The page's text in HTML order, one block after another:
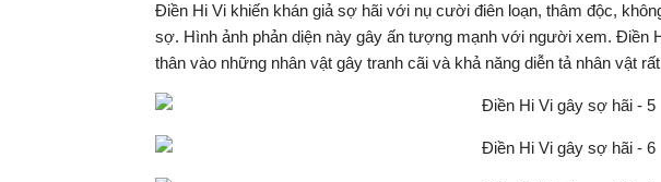
Điền Hi Vi khiến khán giả sợ hãi với nụ cười điên loạn, thâm độc,
sợ. Hình ảnh phản diện này gây ấn tượng mạnh với người xem. Điền
thân vào những nhân vật gây tranh cãi và khả năng diễn tả nhân vật